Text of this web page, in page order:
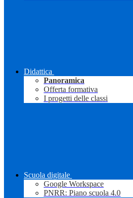
Didattica
Panoramica
Offerta formativa
I progetti delle classi
Scuola digitale
Google Workspace
PNRR: Piano scuola 4.0